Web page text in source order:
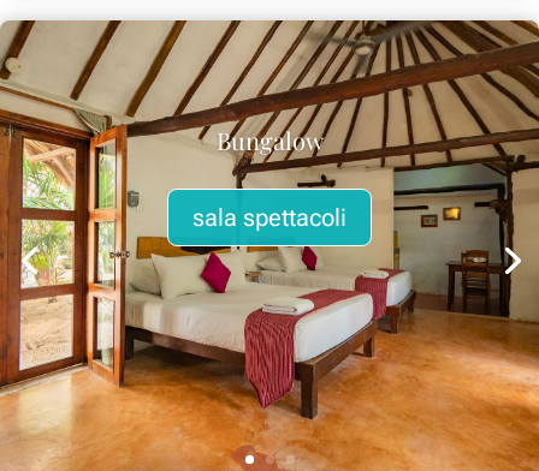
Bungalow
sala spettacoli